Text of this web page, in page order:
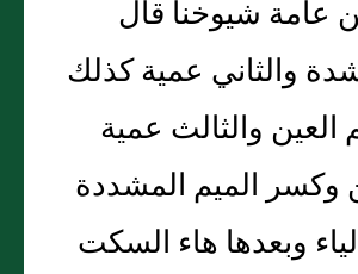
عامة شيوخنا قال
والثاني عمية كذلك
العين والثالث عمية
وكسر الميم المشددة
وبعدها هاء السكت